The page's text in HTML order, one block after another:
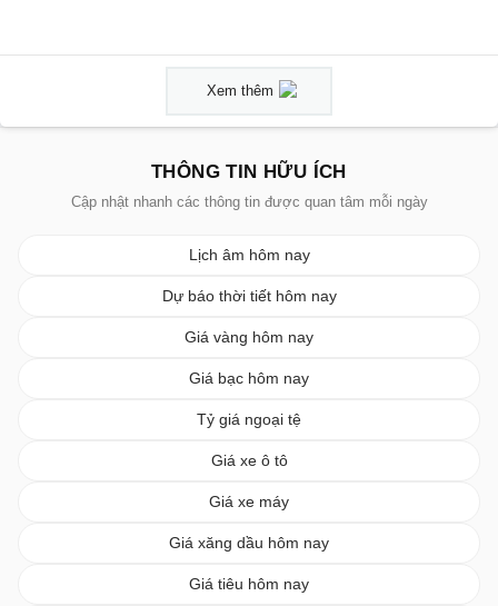
Xem thêm
THÔNG TIN HỮU ÍCH
Cập nhật nhanh các thông tin được quan tâm mỗi ngày
Lịch âm hôm nay
Dự báo thời tiết hôm nay
Giá vàng hôm nay
Giá bạc hôm nay
Tỷ giá ngoại tệ
Giá xe ô tô
Giá xe máy
Giá xăng dầu hôm nay
Giá tiêu hôm nay